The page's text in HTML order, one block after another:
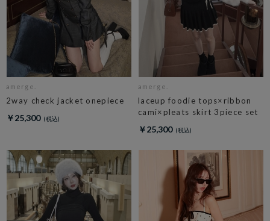
amerge.
2way check jacket onepiece
￥25,300
amerge.
laceup foodie tops×ribbon
cami×pleats skirt 3piece set
￥25,300